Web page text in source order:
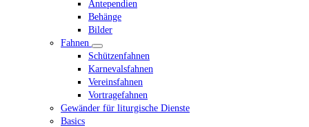
Antependien
Behänge
Bilder
Fahnen
Schützenfahnen
Karnevalsfahnen
Vereinsfahnen
Vortragefahnen
Gewänder für liturgische Dienste
Basics